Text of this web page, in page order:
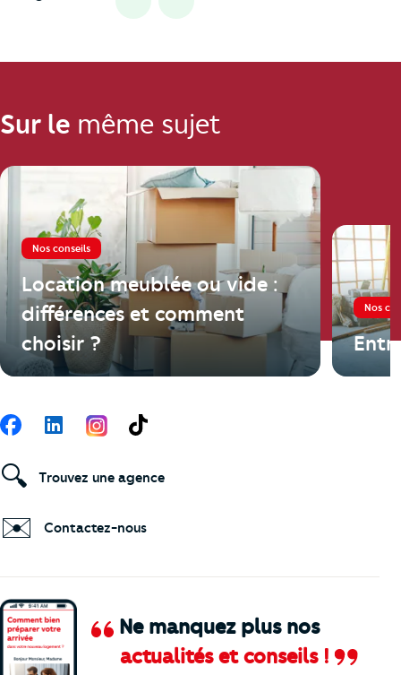
Sur le même sujet
Nos conseils
Location meublée ou vide :
différences et comment
choisir ?
Nos
Ne manquez plus nos
actualités et conseils !
Suivez-nous
FacebookLinkedIn TikTok
🔍 Trouvez une agence
✉️ Contactez-nous